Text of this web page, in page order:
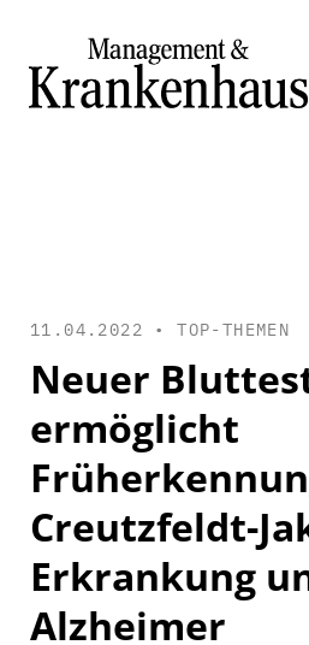
11.04.2022 •TOP-THEMEN
Neuer
ermöglicht
Creutzfeldt-
Erkrankung
Alzheimer